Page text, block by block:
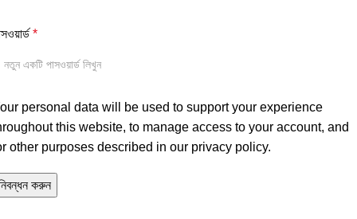
*
personal data will be used to support your experience
this website, to manage access to your account, and
other purposes described in our privacy policy.
করুন